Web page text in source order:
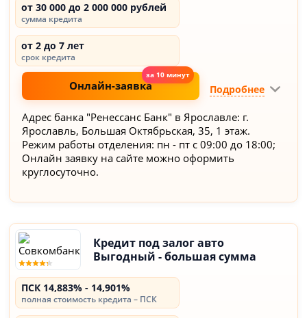
от 30 000 до 2 000 000 рублей
сумма кредита
от 2 до 7 лет
срок кредита
Онлайн-заявка Подробнее
Адрес банка "Ренессанс Банк" в Ярославле: г.
Ярославль, Большая Октябрьская, 35, 1 этаж.
Режим работы отделения: пн - пт с 09:00 до 18:00;
Онлайн заявку на сайте можно оформить
круглосуточно.
Кредит под залог авто
Выгодный - большая сумма
ПСК 14,883% - 14,901%
полная стоимость кредита – ПСК